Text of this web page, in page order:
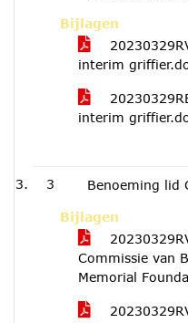
Bijlagen
interim
interim
3 Benoeming lid
Bijlagen
Commissie van
Memorial